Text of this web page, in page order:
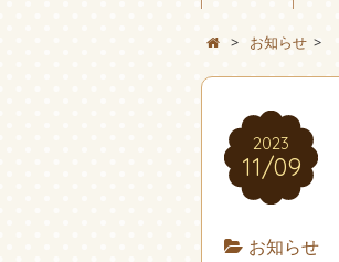
> お知らせ >
2023
11/09
お知らせ